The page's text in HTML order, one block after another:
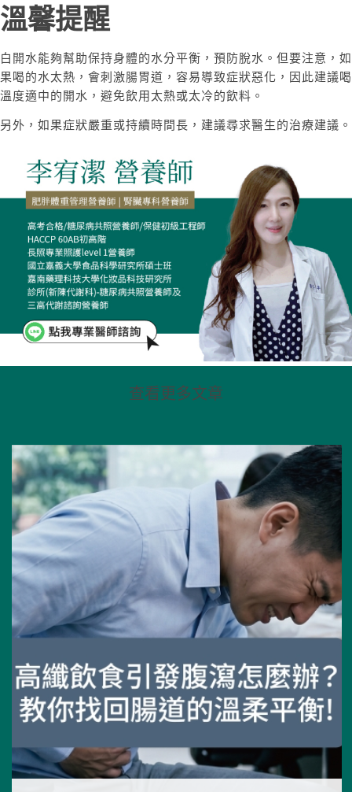
溫馨提醒
白開水能夠幫助保持身體的水分平衡，預防脫水。但要注意，如
果喝的水太熱，會刺激腸胃道，容易導致症狀惡化，因此建議喝
溫度適中的開水，避免飲用太熱或太冷的飲料。
另外，如果症狀嚴重或持續時間長，建議尋求醫生的治療建議。
查看更多文章